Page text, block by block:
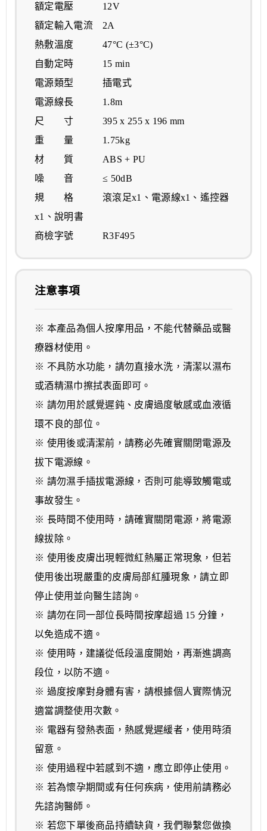
額定電壓 12V
額定輸入電流 2A
熱敷溫度 47°C (±3°C)
自動定時 15 min
電源類型 插電式
電源線長 1.8m
尺 寸 395 x 255 x 196 mm
重 量 1.75kg
材 質 ABS + PU
噪 音 ≤ 50dB
規 格 滾滾足x1、電源線x1、遙控器
x1、說明書
商檢字號 R3F495
注意事項
※ 本產品為個人按摩用品，不能代替藥品或醫
療器材使用。
※ 不具防水功能，請勿直接水洗，清潔以濕布
或酒精濕巾擦拭表面即可。
※ 請勿用於感覺遲鈍、皮膚過度敏感或血液循
環不良的部位。
※ 使用後或清潔前，請務必先確實關閉電源及
拔下電源線。
※ 請勿濕手插拔電源線，否則可能導致觸電或
事故發生。
※ 長時間不使用時，請確實關閉電源，將電源
線拔除。
※ 使用後皮膚出現輕微紅熱屬正常現象，但若
使用後出現嚴重的皮膚局部紅腫現象，請立即
停止使用並向醫生諮詢。
※ 請勿在同一部位長時間按摩超過 15 分鐘，
以免造成不適。
※ 使用時，建議從低段溫度開始，再漸進調高
段位，以防不適。
※ 過度按摩對身體有害，請根據個人實際情況
適當調整使用次數。
※ 電器有發熱表面，熱感覺遲緩者，使用時須
留意。
※ 使用過程中若感到不適，應立即停止使用。
※ 若為懷孕期間或有任何疾病，使用前請務必
先諮詢醫師。
※ 若您下單後商品持續缺貨，我們聯繫您做換